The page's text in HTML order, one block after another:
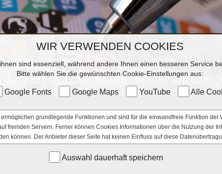
WIR VERWENDEN COOKIES
sind essenziell, während andere Ihnen einen besseren Service
Bitte wählen Sie die gewünschten Cookie-Einstellungen aus:
Google Fonts Google Maps YouTube Alle
grundlegende Funktionen und sind für die einwandfreie Funktion der
fremden Servern. Ferner können Cookies Informationen über die Nutzung der
können. Der Anbieter dieser Seite hat keinen Einfluss auf diese
Auswahl dauerhaft speichern